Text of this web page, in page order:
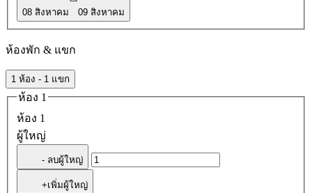
08 สิงหาคม 09 สิงหาคม
ห้องพัก & แขก
1 ห้อง - 1 แขก
ห้อง 1
ห้อง 1
ผู้ใหญ่
- ลบผู้ใหญ่
+เพิ่มผู้ใหญ่